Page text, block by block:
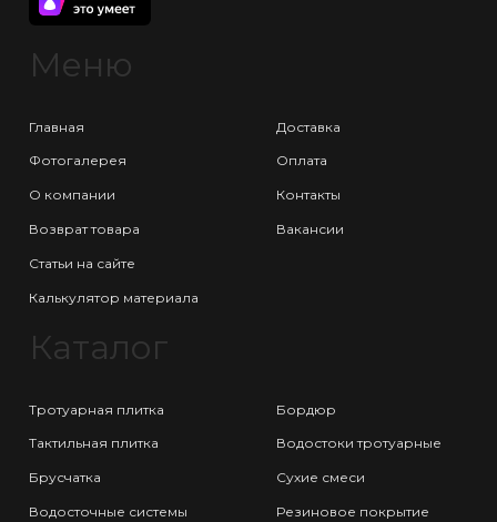
Меню
Главная
Фотогалерея
О компании
Возврат товара
Статьи на сайте
Калькулятор материала
Доставка
Оплата
Контакты
Вакансии
Каталог
Тротуарная плитка
Тактильная плитка
Брусчатка
Водосточные системы
Бордюр
Водостоки тротуарные
Сухие смеси
Резиновое покрытие